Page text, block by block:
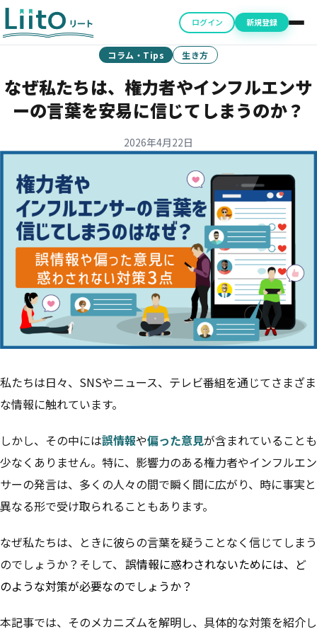
ログイン 新規登録
コラム・Tips 生き方
なぜ私たちは、権力者やインフルエンサ
ーの言葉を安易に信じてしまうのか？
2026年4月22日
私たちは日々、SNSやニュース、テレビ番組を通じてさまざま
な情報に触れています。
しかし、その中には誤情報や偏った意見が含まれていることも
少なくありません。特に、影響力のある権力者やインフルエン
サーの発言は、多くの人々の間で瞬く間に広がり、時に事実と
異なる形で受け取られることもあります。
なぜ私たちは、ときに彼らの言葉を疑うことなく信じてしまう
のでしょうか？そして、 誤情報に惑わされないためには、ど
のような対策が必要なのでしょうか？
本記事では、そのメカニズムを解明し、具体的な対策を紹介し